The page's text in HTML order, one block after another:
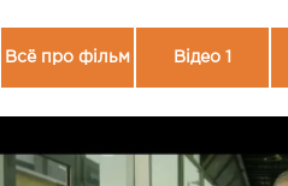
Всё про фільм Відео 1